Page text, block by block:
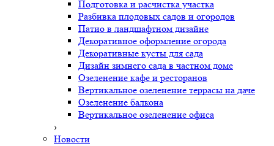
Подготовка и расчистка участка
Разбивка плодовых садов и огородов
Патио в ландшафтном дизайне
Декоративное оформление огорода
Декоративные кусты для сада
Дизайн зимнего сада в частном доме
Озеленение кафе и ресторанов
Вертикальное озеленение террасы на даче
Озеленение балкона
Вертикальное озеленение офиса
›
Новости